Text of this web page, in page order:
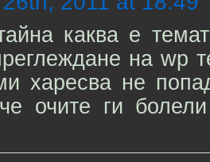
каква е
на wp
харесва не
очите ги